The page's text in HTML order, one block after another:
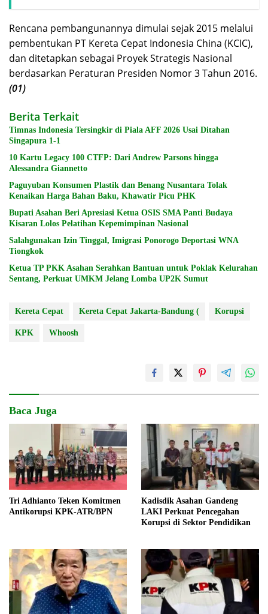
Rencana pembangunannya dimulai sejak 2015 melalui
pembentukan PT Kereta Cepat Indonesia China (KCIC),
dan ditetapkan sebagai Proyek Strategis Nasional
berdasarkan Peraturan Presiden Nomor 3 Tahun 2016.
(01)
Berita Terkait
Timnas Indonesia Tersingkir di Piala AFF 2026 Usai Ditahan
Singapura 1-1
10 Kartu Legacy 100 CTFP: Dari Andrew Parsons hingga
Alessandra Giannetto
Paguyuban Konsumen Plastik dan Benang Nusantara Tolak
Kenaikan Harga Bahan Baku, Khawatir Picu PHK
Bupati Asahan Beri Apresiasi Ketua OSIS SMA Panti Budaya
Kisaran Lolos Pelatihan Kepemimpinan Nasional
Salahgunakan Izin Tinggal, Imigrasi Ponorogo Deportasi WNA
Tiongkok
Ketua TP PKK Asahan Serahkan Bantuan untuk Poklak Kelurahan
Sentang, Perkuat UMKM Jelang Lomba UP2K Sumut
Kereta Cepat Kereta Cepat Jakarta-Bandung ( Korupsi
KPK Whoosh
Baca Juga
Tri Adhianto Teken Komitmen
Antikorupsi KPK-ATR/BPN
Kadisdik Asahan Gandeng
LAKI Perkuat Pencegahan
Korupsi di Sektor Pendidikan